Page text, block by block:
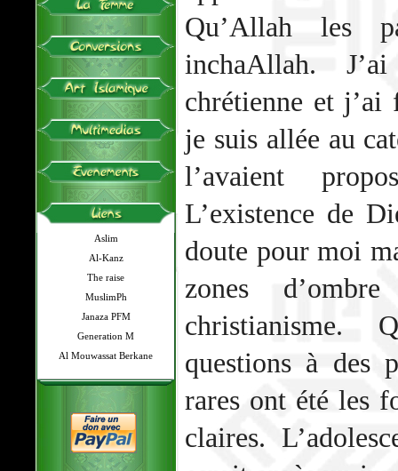
Aslim
Al-Kanz
The raise
MuslimPh
Janaza PFM
Generation M
Al Mouwassat Berkane
Qu’Allah les
inchaAllah.
chrétienne et
je suis allée au
l’avaient
L’existence de
doute pour moi
zones
christianisme.
questions à des
rares ont été les
claires.